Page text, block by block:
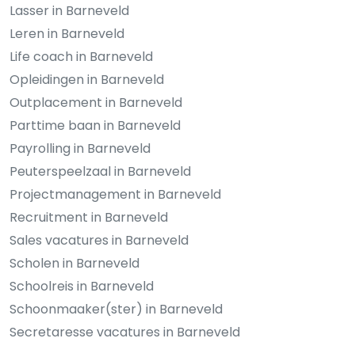
Lasser in Barneveld
Leren in Barneveld
Life coach in Barneveld
Opleidingen in Barneveld
Outplacement in Barneveld
Parttime baan in Barneveld
Payrolling in Barneveld
Peuterspeelzaal in Barneveld
Projectmanagement in Barneveld
Recruitment in Barneveld
Sales vacatures in Barneveld
Scholen in Barneveld
Schoolreis in Barneveld
Schoonmaaker(ster) in Barneveld
Secretaresse vacatures in Barneveld